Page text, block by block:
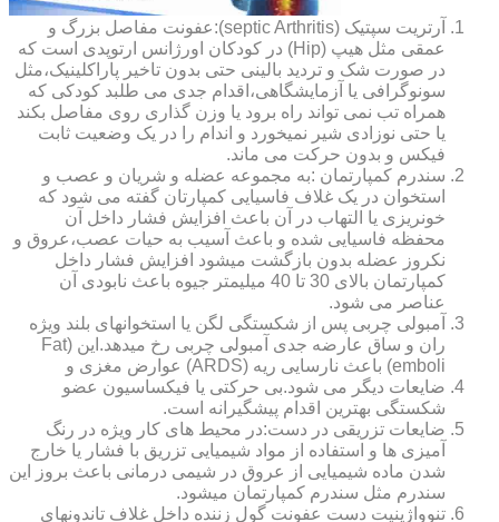
آرتریت سپتیک (septic Arthritis):عفونت مفاصل بزرگ و
عمقی مثل هیپ (Hip) در کودکان اورژانس ارتوپدی است که
در صورت شک و تردید بالینی حتی بدون تاخیر پاراکلینیک،مثل
سونوگرافی یا آزمایشگاهی،اقدام جدی می طلبد کودکی که
همراه تب نمی تواند راه برود یا وزن گذاری روی مفاصل بکند
یا حتی نوزادی شیر نمیخورد و اندام را در یک وضعیت ثابت
فیکس و بدون حرکت می ماند.
سندرم کمپارتمان :به مجموعه عضله و شریان و عصب و
استخوان در یک غلاف فاسیایی کمپارتان گفته می شود که
خونریزی یا التهاب در آن باعث افزایش فشار داخل آن
محفظه فاسیایی شده و باعث آسیب به حیات عصب،عروق و
نکروز عضله بدون بازگشت میشود افزایش فشار داخل
کمپارتمان بالای 30 تا 40 میلیمتر جیوه باعث نابودی آن
عناصر می شود.
آمبولی چربی پس از شکستگی لگن یا استخوانهای بلند ویژه
ران و ساق عارضه جدی آمبولی چربی رخ میدهد.این (Fat
emboli) باعث نارسایی ریه (ARDS) عوارض مغزی و
ضایعات دیگر می شود.بی حرکتی یا فیکساسیون عضو
شکستگی بهترین اقدام پیشگیرانه است.
ضایعات تزریقی در دست:در محیط های کار ویژه در رنگ
آمیزی ها و استفاده از مواد شیمیایی تزریق با فشار یا خارج
شدن ماده شیمیایی از عروق در شیمی درمانی باعث بروز این
سندرم مثل سندرم کمپارتمان میشود.
تنوواژینیت دست عفونت گول زننده داخل غلاف تاندونهای